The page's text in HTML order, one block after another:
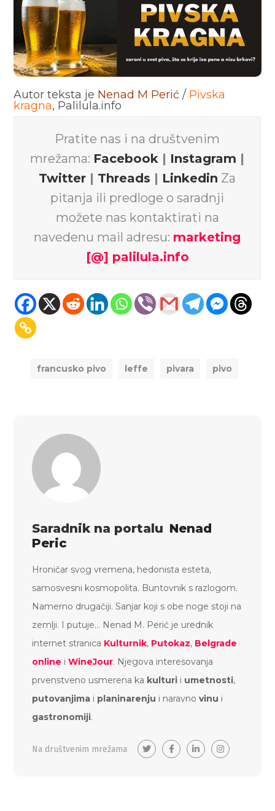
Autor teksta je Nenad M Perić / Pivska
kragna, Palilula.info
Pratite nas i na društvenim
mrežama: Facebook | Instagram |
Twitter | Threads | Linkedin Za
pitanja ili predloge o saradnji
možete nas kontaktirati na
navedenu mail adresu: marketing
[@] palilula.info
francusko pivo leffe pivara pivo
Saradnik na portalu Nenad
Peric
Hroničar svog vremena, hedonista esteta,
samosvesni kosmopolita. Buntovnik s razlogom.
Namerno drugačiji. Sanjar koji s obe noge stoji na
zemlji. I putuje… Nenad M. Perić je urednik
internet stranica Kulturnik, Putokaz, Belgrade
online iWineJour. Njegova interesovanja
prvenstveno usmerena ka kulturi i umetnosti,
putovanjima i planinarenju i naravnovinu i
gastronomiji.
Na društvenim mrežama